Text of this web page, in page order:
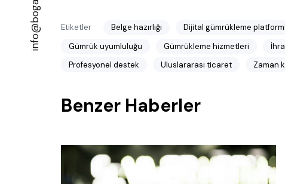
Etiketler Belge hazırlığı Dijital gümrükleme
Gümrük uyumluluğu
Gümrükleme hizmetleri
Profesyonel destek
Uluslararası ticaret Zaman
Benzer Haberler